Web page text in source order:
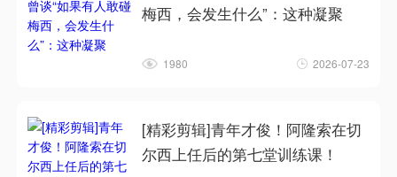
梅西，会发生什么”：这种凝聚
1980 2026-07-23
[精彩剪辑]青年才俊！阿隆索在切
尔西上任后的第七堂训练课！